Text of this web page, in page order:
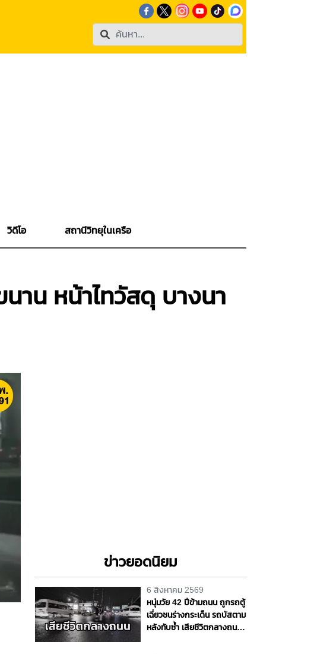
วิดีโอ สถานีวิทยุในเครือ
าน หน้าไทวัสดุ บางนา
ข่าวยอดนิยม
6 สิงหาคม 2569
หนุ่มวัย 42 ปีข้ามถนน ถูกรถตู้
เฉี่ยวชนร่างกระเด็น รถบัสตาม
หลังทับซ้ำ เสียชีวิตกลางถนน